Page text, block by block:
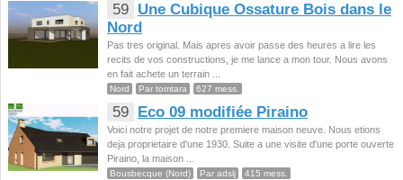
59 Une Cubique Ossature Bois dans le
Nord
Pas tres original. Mais apres avoir passe des heures a lire les
recits de vos constructions, je me lance a mon tour. Nous avons
en fait achete un terrain ...
Nord Par tomtara 627 mess.
59 Eco 09 modifiée Piraino
Voici notre projet de notre premiere maison neuve. Nous etions
deja proprietaire d'une 1930. Suite a une visite d'une porte ouverte
Piraino, la maison ...
Bousbecque (Nord) Par adslj 415 mess.